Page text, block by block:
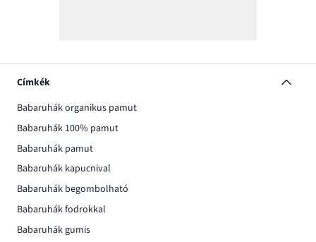
Címkék
Babaruhák organikus pamut
Babaruhák 100% pamut
Babaruhák pamut
Babaruhák kapucnival
Babaruhák begombolható
Babaruhák fodrokkal
Babaruhák gumis